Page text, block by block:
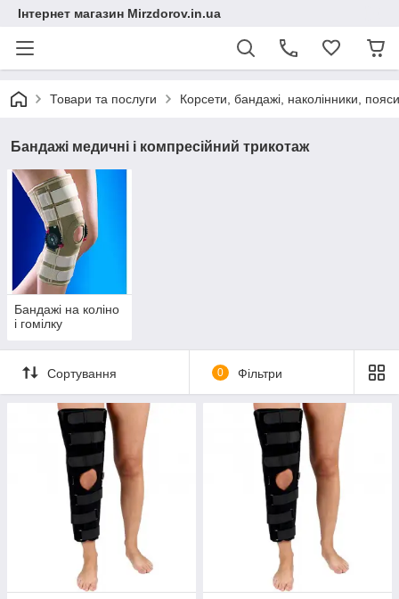
Інтернет магазин Mirzdorov.in.ua
Товари та послуги Корсети, бандажі, наколінники,
Бандажі медичні і компресійний трикотаж
Бандажі на коліно
і гомілку
Сортування 0 Фільтри